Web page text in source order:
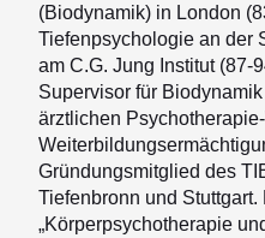
Ärzte/Ärztinnen
Links
Kontakt
Mitgliederbereich
Terminübersicht
(Biodynamik) in London
Tiefenpsychologie an der
am C.G. Jung Institut (87-
Supervisor für
ärztlichen
Gründungsmitglied des
Tiefenbronn und Stuttgart.
„Körperpsychotherapie